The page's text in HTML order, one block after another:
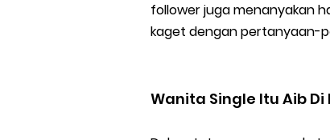
follower juga menanyakan
kaget dengan pertanyaan-
Wanita Single Itu Aib